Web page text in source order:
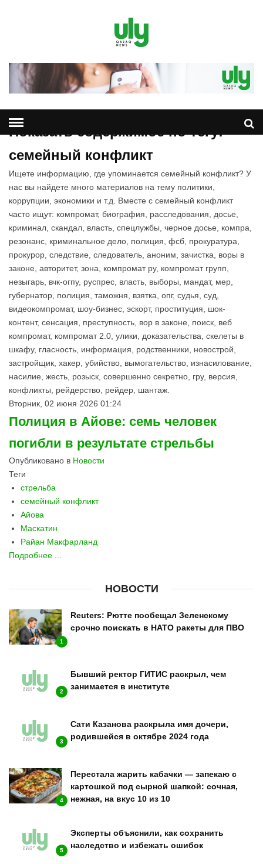
Показать содержимое по тегу:
семейный конфликт
Ищете информацию, где упоминается семейный конфликт? У
нас вы найдете много материалов на тему политики,
коррупции, экономики и т.д. Вместе с семейный конфликт
часто ищут: компромат, биография, расследования, досье,
криминал, скандал, власть, спецлужбы, черное досье, компра,
резонанс, криминальное дело, полиция, фсб, прокуратура,
прокурор, следствие, следователь, аноним, зачистка, воры в
законе, авторитет, зона, компромат ру, компромат групп,
незыгарь, вчк-огпу, руспрес, власть, выборы, мандат, мер,
губернатор, полиция, таможня, взятка, опг, судья, суд,
видеокомпромат, шоу-бизнес, эскорт, проституция, шок-
контент, сенсация, преступность, вор в законе, поиск, веб
компромат, компромат 2.0, улики, доказательства, скелеты в
шкафу, гласность, информация, родственники, новострой,
застройщик, хакер, убийство, вымогательство, изнасилование,
насилие, жесть, розыск, совершенно секретно, гру, версия,
конфликты, рейдерство, рейдер, шантаж.
Вторник, 02 июня 2026 01:24
Полиция в Айове: семь человек
погибли в результате стрельбы
Опубликовано в Новости
Теги
стрельба
семейный конфликт
Айова
Маскатин
Райан Макфарланд
Подробнее ...
НОВОСТИ
1
Reuters: Рютте пообещал Зеленскому
срочно поискать в НАТО ракеты для ПВО
2
Бывший ректор ГИТИС раскрыл, чем
занимается в институте
3
Сати Казанова раскрыла имя дочери,
родившейся в октябре 2024 года
4
Перестала жарить кабачки — запекаю с
картошкой под сырной шапкой: сочная,
нежная, на вкус 10 из 10
5
Эксперты объяснили, как сохранить
наследство и избежать ошибок